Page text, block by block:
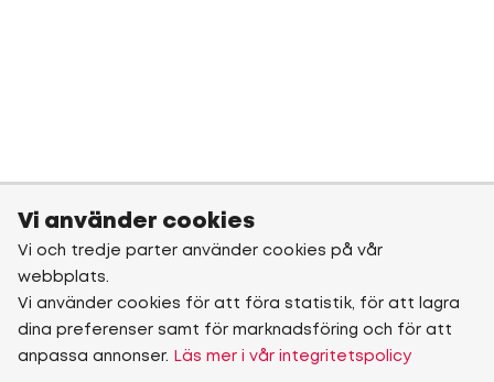
Vi använder cookies
Vi och tredje parter använder cookies på vår
webbplats.
Vi använder cookies för att föra statistik, för att lagra
dina preferenser samt för marknadsföring och för att
anpassa annonser.
Läs mer i vår integritetspolicy